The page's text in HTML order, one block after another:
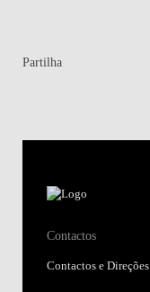
Partilha
Contactos
Contactos e Direções